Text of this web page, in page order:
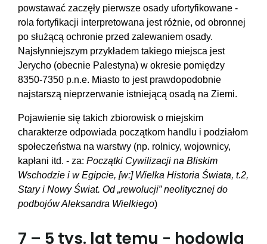
powstawać zaczęły pierwsze osady ufortyfikowane -
rola fortyfikacji interpretowana jest różnie, od obronnej
po służącą ochronie przed zalewaniem osady.
Najsłynniejszym przykładem takiego miejsca jest
Jerycho (obecnie Palestyna) w okresie pomiędzy
8350-7350 p.n.e. Miasto to jest prawdopodobnie
najstarszą nieprzerwanie istniejącą osadą na Ziemi.
Pojawienie się takich zbiorowisk o miejskim
charakterze odpowiada początkom handlu i podziałom
społeczeństwa na warstwy (np. rolnicy, wojownicy,
kapłani itd. - za: Początki Cywilizacji na Bliskim
Wschodzie i w Egipcie, [w:] Wielka Historia Świata, t.2,
Stary i Nowy Świat. Od „rewolucji” neolitycznej do
podbojów Aleksandra Wielkiego)
7 – 5 tys. lat temu - hodowla